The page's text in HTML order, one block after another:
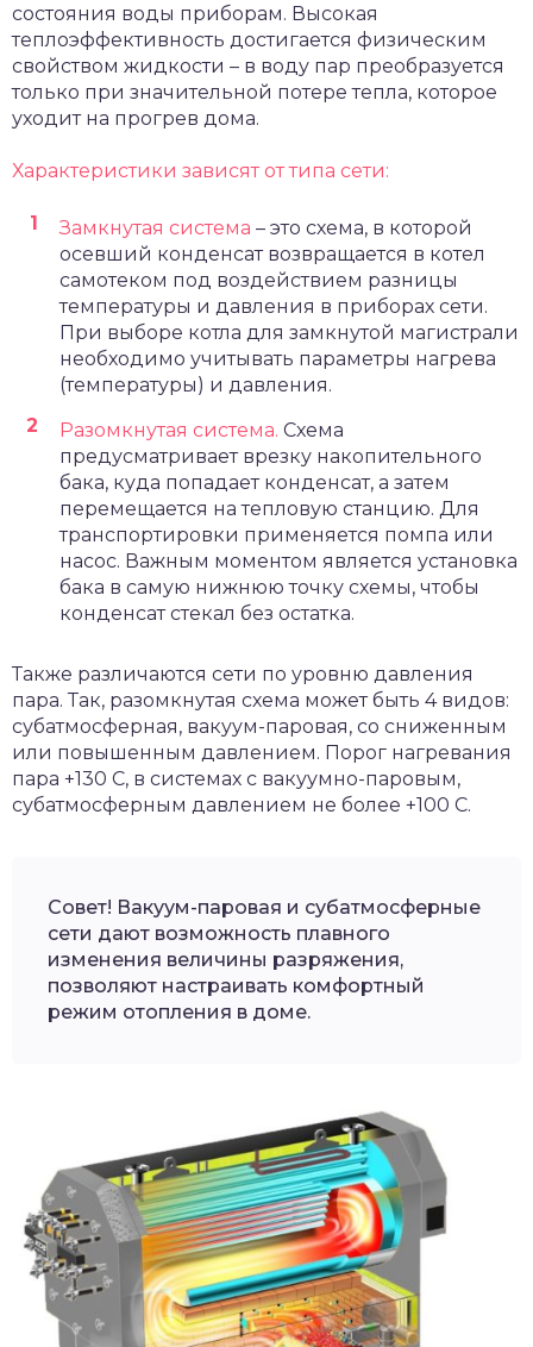
состояния воды приборам. Высокая
теплоэффективность достигается физическим
свойством жидкости – в воду пар преобразуется
только при значительной потере тепла, которое
уходит на прогрев дома.
Характеристики зависят от типа сети:
Замкнутая система – это схема, в которой
осевший конденсат возвращается в котел
самотеком под воздействием разницы
температуры и давления в приборах сети.
При выборе котла для замкнутой магистрали
необходимо учитывать параметры нагрева
(температуры) и давления.
Разомкнутая система. Схема
предусматривает врезку накопительного
бака, куда попадает конденсат, а затем
перемещается на тепловую станцию. Для
транспортировки применяется помпа или
насос. Важным моментом является установка
бака в самую нижнюю точку схемы, чтобы
конденсат стекал без остатка.
Также различаются сети по уровню давления
пара. Так, разомкнутая схема может быть 4 видов:
субатмосферная, вакуум-паровая, со сниженным
или повышенным давлением. Порог нагревания
пара +130 С, в системах с вакуумно-паровым,
субатмосферным давлением не более +100 С.
Совет! Вакуум-паровая и субатмосферные
сети дают возможность плавного
изменения величины разряжения,
позволяют настраивать комфортный
режим отопления в доме.